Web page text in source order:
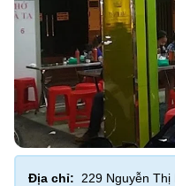
Địa chỉ: 229 Nguyễn Thị